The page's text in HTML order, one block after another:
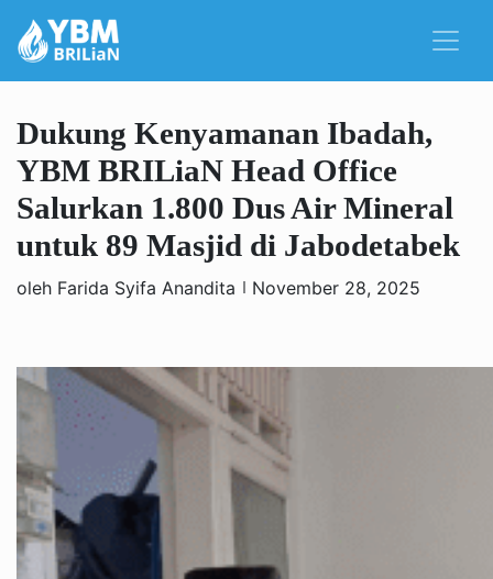
Dukung Kenyamanan Ibadah,
YBM BRILiaN Head Office
Salurkan 1.800 Dus Air Mineral
untuk 89 Masjid di Jabodetabek
oleh Farida Syifa Anandita November 28, 2025